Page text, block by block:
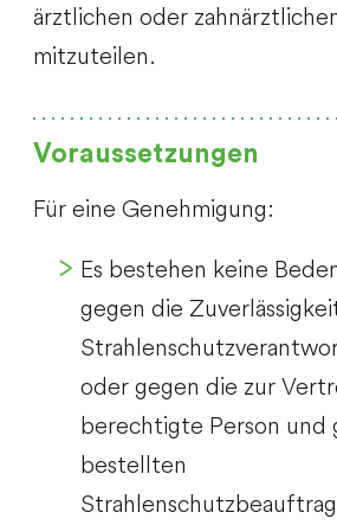
ärztlichen oder
mitzuteilen.
Voraussetzungen
Für eine Genehmigung:
Es bestehen keine
gegen die
oder gegen die zur
berechtigte Person und
bestellten